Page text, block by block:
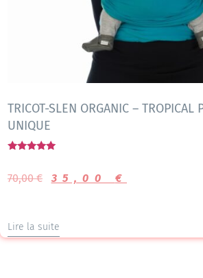
TRICOT-SLEN ORGANIC – TROPICAL
UNIQUE
sur 5
70,00€ 35,00 €
Lire la suite